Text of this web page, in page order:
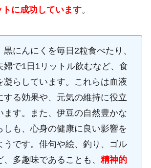
に成功しています。
にんにくを毎日2粒食べたり、
婦で1日1リットル飲むなど、食
凝らしています。これらは血液
する効果や、元気の維持に役立
ます。また、伊豆の自然豊かな
しも、心身の健康に良い影響を
うです。俳句や絵、釣り、ゴル
、多趣味であることも、 精神的